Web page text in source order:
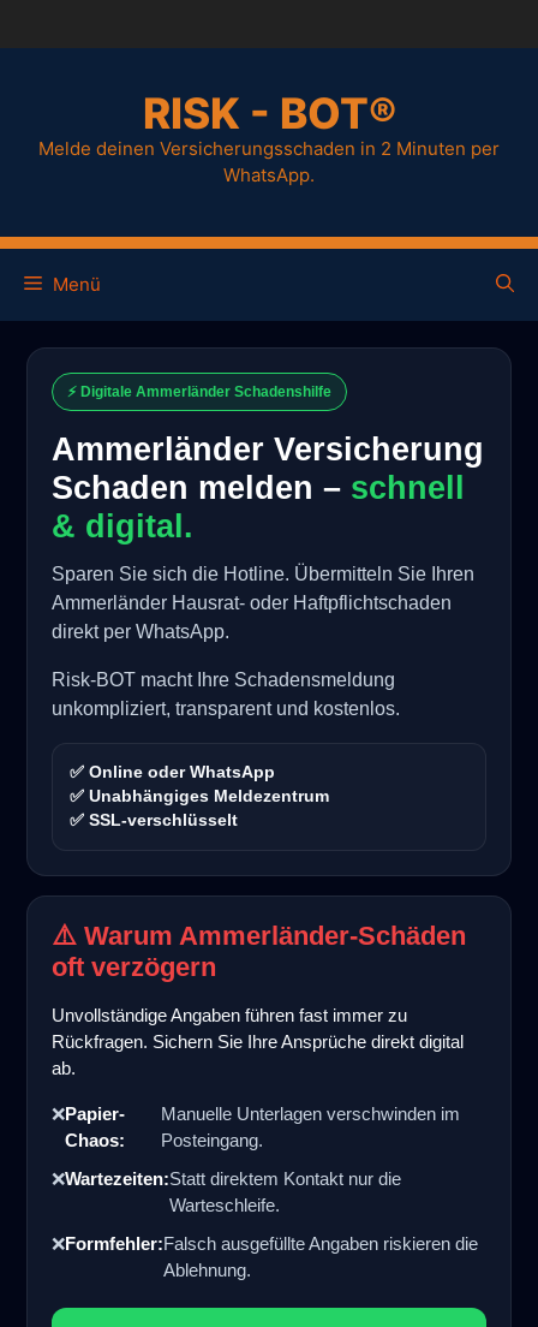
RISK - BOT®
Melde deinen Versicherungsschaden in 2 Minuten per
WhatsApp.
Menü
⚡ Digitale Ammerländer Schadenshilfe
Ammerländer Versicherung
Schaden melden – schnell
& digital.
Sparen Sie sich die Hotline. Übermitteln Sie Ihren
Ammerländer Hausrat- oder Haftpflichtschaden
direkt per WhatsApp.
Risk-BOT macht Ihre Schadensmeldung
unkompliziert, transparent und kostenlos.
✅ Online oder WhatsApp
✅ Unabhängiges Meldezentrum
✅ SSL-verschlüsselt
⚠️ Warum Ammerländer-Schäden
oft verzögern
Unvollständige Angaben führen fast immer zu
Rückfragen. Sichern Sie Ihre Ansprüche direkt digital
ab.
❌Papier-
Chaos:
Manuelle Unterlagen verschwinden im
Posteingang.
❌Wartezeiten:Statt direktem Kontakt nur die
Warteschleife.
❌Formfehler:Falsch ausgefüllte Angaben riskieren die
Ablehnung.